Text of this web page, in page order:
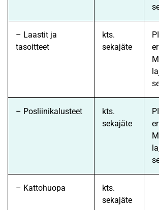
– Laastit ja
tasoitteet
kts.
sekajäte
– Posliinikalusteet
kts.
sekajäte
– Kattohuopa
kts.
sekajäte